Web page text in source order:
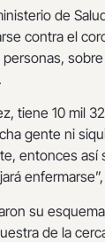
de
contra el
tiene 10 mil
gente ni
entonces así
su
de la